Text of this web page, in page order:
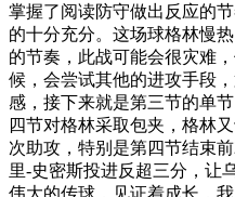
掌握了阅读防守做出反应的
的十分充分。这场球格林慢
的节奏，此战可能会很灾难
候，会尝试其他的进攻手段
感，接下来就是第三节的单
四节对格林采取包夹，格林
次助攻，特别是第四节结束
里-史密斯投进反超三分，让
伟大的传球，见证着成长，